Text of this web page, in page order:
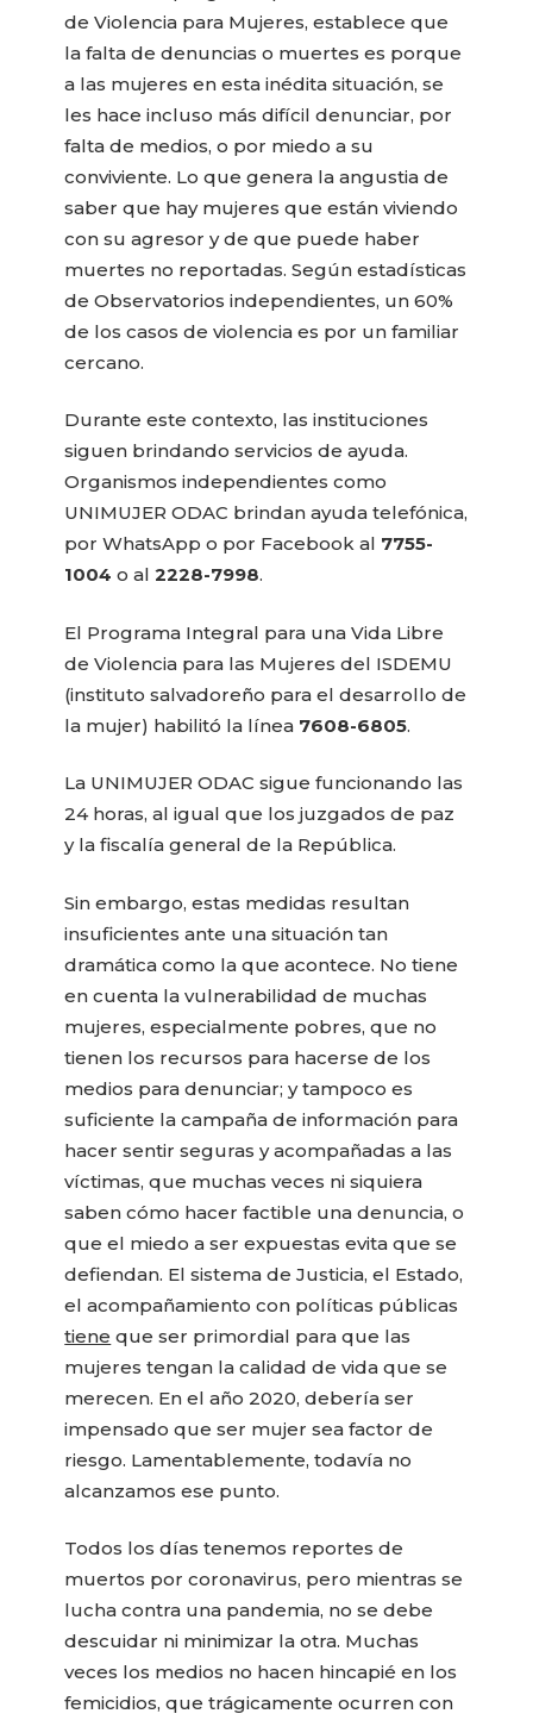
de Violencia para Mujeres, establece que
la falta de denuncias o muertes es porque
a las mujeres en esta inédita situación, se
les hace incluso más difícil denunciar, por
falta de medios, o por miedo a su
conviviente. Lo que genera la angustia de
saber que hay mujeres que están viviendo
con su agresor y de que puede haber
muertes no reportadas. Según estadísticas
de Observatorios independientes, un 60%
de los casos de violencia es por un familiar
cercano.
Durante este contexto, las instituciones
siguen brindando servicios de ayuda.
Organismos independientes como
UNIMUJER ODAC brindan ayuda telefónica,
por WhatsApp o por Facebook al 7755-
1004 o al2228-7998.
El Programa Integral para una Vida Libre
de Violencia para las Mujeres del ISDEMU
(instituto salvadoreño para el desarrollo de
la mujer) habilitó la línea 7608-6805.
La UNIMUJER ODAC sigue funcionando las
24 horas, al igual que los juzgados de paz
y la fiscalía general de la República.
Sin embargo, estas medidas resultan
insuficientes ante una situación tan
dramática como la que acontece. No tiene
en cuenta la vulnerabilidad de muchas
mujeres, especialmente pobres, que no
tienen los recursos para hacerse de los
medios para denunciar; y tampoco es
suficiente la campaña de información para
hacer sentir seguras y acompañadas a las
víctimas, que muchas veces ni siquiera
saben cómo hacer factible una denuncia, o
que el miedo a ser expuestas evita que se
defiendan. El sistema de Justicia, el Estado,
el acompañamiento con políticas públicas
tiene que ser primordial para que las
mujeres tengan la calidad de vida que se
merecen. En el año 2020, debería ser
impensado que ser mujer sea factor de
riesgo. Lamentablemente, todavía no
alcanzamos ese punto.
Todos los días tenemos reportes de
muertos por coronavirus, pero mientras se
lucha contra una pandemia, no se debe
descuidar ni minimizar la otra. Muchas
veces los medios no hacen hincapié en los
femicidios, que trágicamente ocurren con